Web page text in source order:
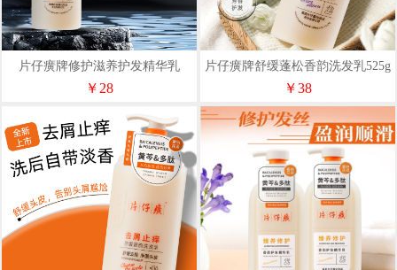
片仔癀牌修护滋养护发精华乳
515ml
￥28
片仔癀牌舒缓蓬松香韵洗发乳525g
￥38